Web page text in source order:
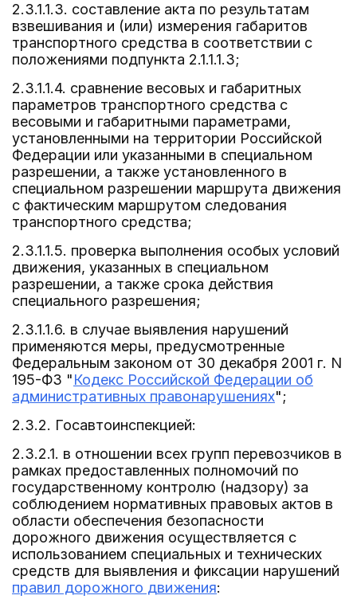
2.3.1.1.3. составление акта по результатам
взвешивания и (или) измерения габаритов
транспортного средства в соответствии с
положениями подпункта 2.1.1.1.3;
2.3.1.1.4. сравнение весовых и габаритных
параметров транспортного средства с
весовыми и габаритными параметрами,
установленными на территории Российской
Федерации или указанными в специальном
разрешении, а также установленного в
специальном разрешении маршрута движения
с фактическим маршрутом следования
транспортного средства;
2.3.1.1.5. проверка выполнения особых условий
движения, указанных в специальном
разрешении, а также срока действия
специального разрешения;
2.3.1.1.6. в случае выявления нарушений
применяются меры, предусмотренные
Федеральным законом от 30 декабря 2001 г. N
195-ФЗ "Кодекс Российской Федерации об
административных правонарушениях";
2.3.2. Госавтоинспекцией:
2.3.2.1. в отношении всех групп перевозчиков в
рамках предоставленных полномочий по
государственному контролю (надзору) за
соблюдением нормативных правовых актов в
области обеспечения безопасности
дорожного движения осуществляется с
использованием специальных и технических
средств для выявления и фиксации нарушений
правил дорожного движения: